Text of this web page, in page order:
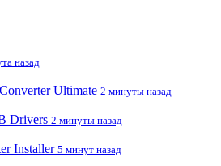
назад
Ultimate 2 минуты назад
Drivers 2 минуты назад
Installer 5 минут назад